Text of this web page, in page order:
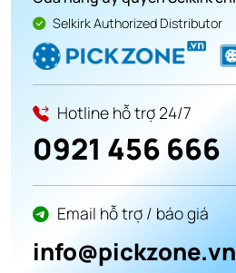
Selkirk Authorized Distributor
Hotline hỗ trợ 24/7
0921 456 666
Email hỗ trợ / báo giá
info@pickzone.vn